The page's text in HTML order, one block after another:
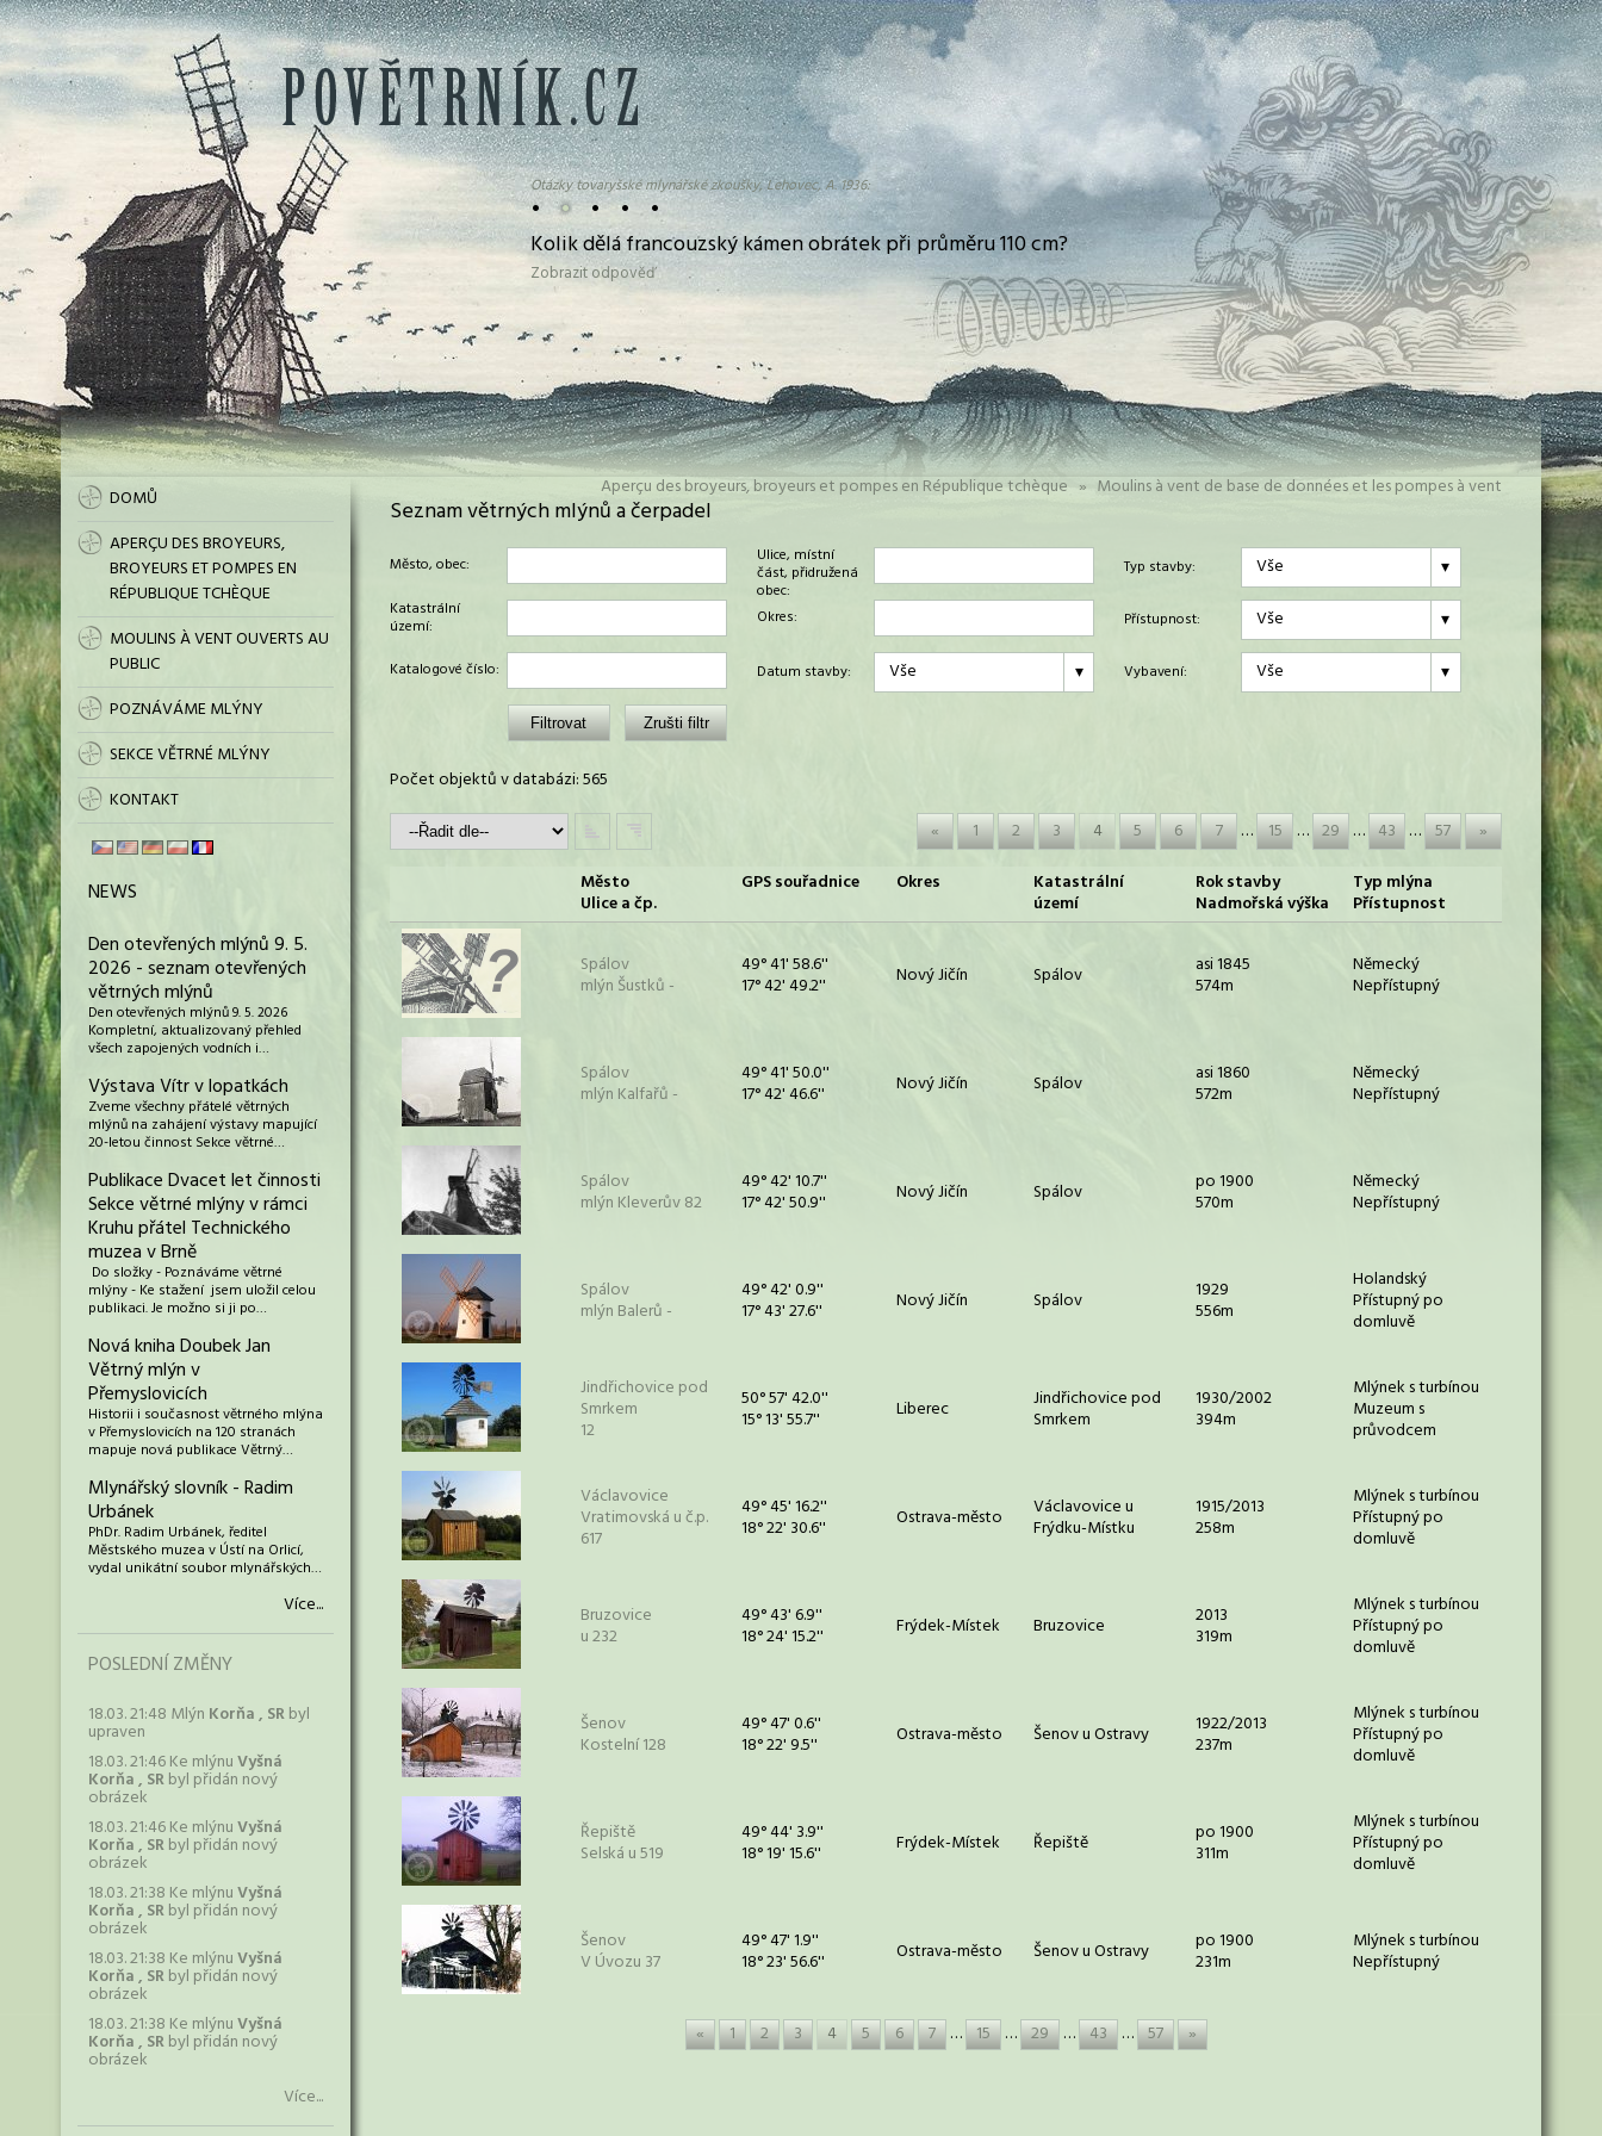
• • • • •
Otázky tovaryšské mlynářské zkoušky, Lehovec, A. 1936:
Kolik dělá francouzský kámen obrátek při průměru 110 cm?
Zobrazit odpověď
DOMŮ
APERÇU DES BROYEURS,
BROYEURS ET POMPES EN
RÉPUBLIQUE TCHÈQUE
MOULINS À VENT OUVERTS AU
PUBLIC
POZNÁVÁME MLÝNY
SEKCE VĚTRNÉ MLÝNY
KONTAKT
NEWS
Den otevřených mlýnů 9. 5.
2026 - seznam otevřených
větrných mlýnů
Den otevřených mlýnů 9. 5. 2026
Kompletní, aktualizovaný přehled
všech zapojených vodních i…
Výstava Vítr v lopatkách
Zveme všechny přátelé větrných
mlýnů na zahájení výstavy mapující
20-letou činnost Sekce větrné…
Publikace Dvacet let činnosti
Sekce větrné mlýny v rámci
Kruhu přátel Technického
muzea v Brně
Do složky - Poznáváme větrné
mlýny - Ke stažení jsem uložil celou
publikaci. Je možno si ji po…
Nová kniha Doubek Jan
Větrný mlýn v
Přemyslovicích
Historii i současnost větrného mlýna
v Přemyslovicích na 120 stranách
mapuje nová publikace Větrný…
Mlynářský slovník - Radim
Urbánek
PhDr. Radim Urbánek, ředitel
Městského muzea v Ústí na Orlicí,
vydal unikátní soubor mlynářských…
Více...
POSLEDNÍ ZMĚNY
18.03. 21:48 Mlýn Korňa , SRbyl
upraven
18.03. 21:46 Ke mlýnuVyšná
Korňa , SRbyl přidán nový
obrázek
18.03. 21:46 Ke mlýnuVyšná
Korňa , SRbyl přidán nový
obrázek
18.03. 21:38 Ke mlýnuVyšná
Korňa , SRbyl přidán nový
obrázek
18.03. 21:38 Ke mlýnuVyšná
Korňa , SRbyl přidán nový
obrázek
18.03. 21:38 Ke mlýnuVyšná
Korňa , SRbyl přidán nový
obrázek
Více...
Aperçu des broyeurs, broyeurs et pompes en République tchèque » Moulins à vent de base de données et les pompes à vent
Seznam větrných mlýnů a čerpadel
Město, obec: Ulice, místní
část, přidružená
obec:
Typ stavby: Vše
Katastrální
území: Okres: Přístupnost: Vše
Katalogové číslo: Datum stavby: Vše Vybavení: Vše
Počet objektů v databázi: 565
«
1 2 3 4 5 6 7 … 15 … 29 … 43 … 57
»
Město
Ulice a čp.
GPS souřadnice Okres Katastrální
území
Rok stavby
Nadmořská výška
Typ mlýna
Přístupnost
Spálov
mlýn Šustků -
49° 41' 58.6''
17° 42' 49.2'' Nový Jičín Spálov asi 1845
574m
Německý
Nepřístupný
Spálov
mlýn Kalfařů -
49° 41' 50.0''
17° 42' 46.6'' Nový Jičín Spálov asi 1860
572m
Německý
Nepřístupný
Spálov
mlýn Kleverův 82
49° 42' 10.7''
17° 42' 50.9'' Nový Jičín Spálov po 1900
570m
Německý
Nepřístupný
Spálov
mlýn Balerů -
49° 42' 0.9''
17° 43' 27.6'' Nový Jičín Spálov 1929
556m
Holandský
Přístupný po
domluvě
Jindřichovice pod
Smrkem
12
50° 57' 42.0''
15° 13' 55.7'' Liberec Jindřichovice pod
Smrkem
1930/2002
394m
Mlýnek s turbínou
Muzeum s
průvodcem
Václavovice
Vratimovská u č.p.
617
49° 45' 16.2''
18° 22' 30.6'' Ostrava-město Václavovice u
Frýdku-Místku
1915/2013
258m
Mlýnek s turbínou
Přístupný po
domluvě
Bruzovice
u 232
49° 43' 6.9''
18° 24' 15.2'' Frýdek-Místek Bruzovice 2013
319m
Mlýnek s turbínou
Přístupný po
domluvě
Šenov
Kostelní 128
49° 47' 0.6''
18° 22' 9.5'' Ostrava-město Šenov u Ostravy 1922/2013
237m
Mlýnek s turbínou
Přístupný po
domluvě
Řepiště
Selská u 519
49° 44' 3.9''
18° 19' 15.6'' Frýdek-Místek Řepiště po 1900
311m
Mlýnek s turbínou
Přístupný po
domluvě
Šenov
V Úvozu 37
49° 47' 1.9''
18° 23' 56.6'' Ostrava-město Šenov u Ostravy po 1900
231m
Mlýnek s turbínou
Nepřístupný
« 1 2 3 4 5 6 7 … 15 … 29 … 43 … 57 »